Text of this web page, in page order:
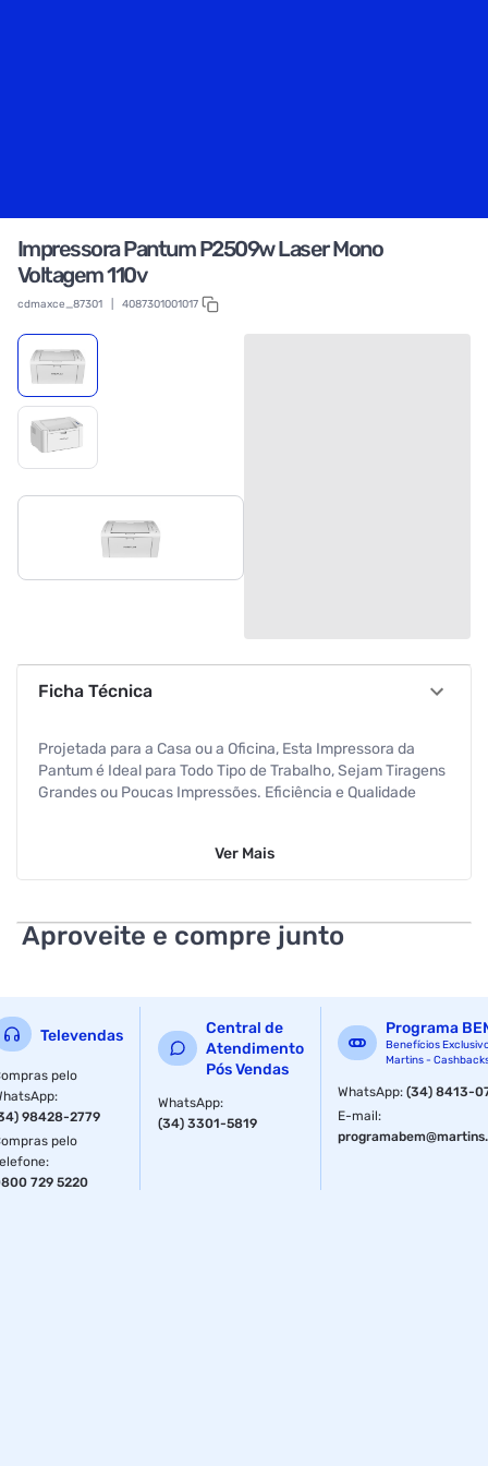
Impressora Pantum P2509w Laser Mono
Voltagem 110v
cdmaxce_87301 4087301001017
Ficha Técnica
Projetada para a Casa ou a Oficina, Esta Impressora da
Pantum é Ideal para Todo Tipo de Trabalho, Sejam Tiragens
Grandes ou Poucas Impressões. Eficiência e Qualidade
Impressora da Pantum, Sejam Poucas Páginas ou Grandes
Se Você Está Procurando Executar Grandes Tiragens Em
Apenas Alguns Minutos, a Sua Tecnologia Laser é Ideal para
Trabalham Com Tinta. Voltagem 110v
Especificações
Anatel
Ver Mais
Aproveite e compre junto
Televendas
pelo
:
98428-2779
pelo
:
729 5220
Central de
Atendimento
Pós Vendas
WhatsApp:
(34) 3301-5819
Programa
Benefícios
Martins -
WhatsApp:(34) 8413-
E-mail: